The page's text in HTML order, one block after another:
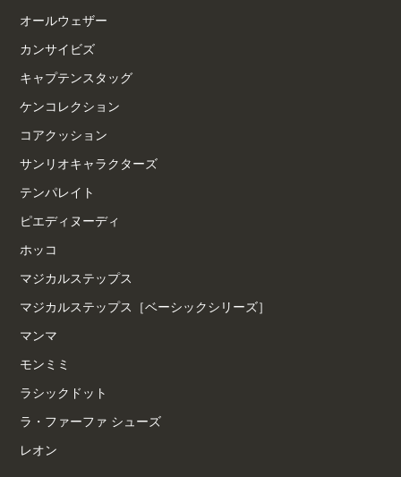
オールウェザー
カンサイビズ
キャプテンスタッグ
ケンコレクション
コアクッション
サンリオキャラクターズ
テンパレイト
ピエディヌーディ
ホッコ
マジカルステップス
マジカルステップス［ベーシックシリーズ］
マンマ
モンミミ
ラシックドット
ラ・ファーファ シューズ
レオン